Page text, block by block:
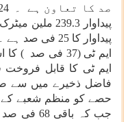
صد کا تعاون ہے ۔
پیداوار 239.3
ایم ٹی کا قابل
حصے کو منظم شعبے کے